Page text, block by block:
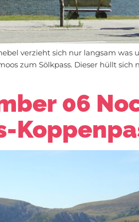
verzieht sich nur langsam was
zum Sölkpass. Dieser hüllt
06